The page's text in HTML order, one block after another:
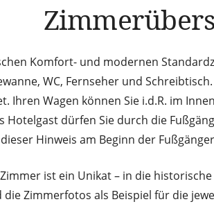
Komfort- und modernen
WC, Fernseher und
Ihren Wagen können Sie i.d.R. im
Hotelgast dürfen Sie durch die
dieser Hinweis am Beginn der
Zimmer ist ein Unikat – in die
die Zimmerfotos als Beispiel für die